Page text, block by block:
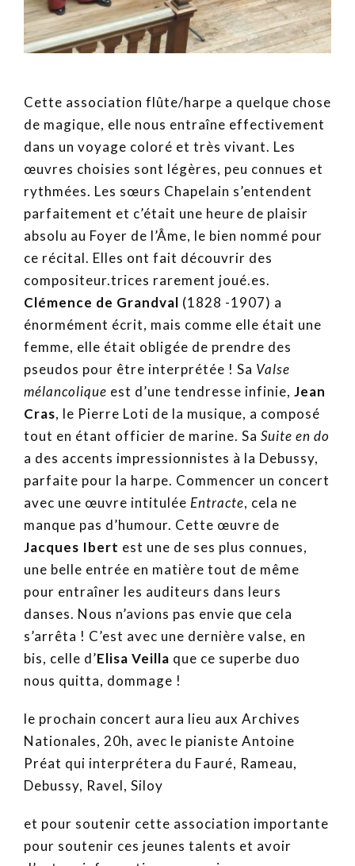
Cette association flûte/harpe a quelque chose
de magique, elle nous entraîne effectivement
dans un voyage coloré et très vivant. Les
œuvres choisies sont légères, peu connues et
rythmées. Les sœurs Chapelain s’entendent
parfaitement et c’était une heure de plaisir
absolu au Foyer de l’Âme, le bien nommé pour
ce récital. Elles ont fait découvrir des
compositeur.trices rarement joué.es.
Clémence de Grandval (1828 -1907) a
énormément écrit, mais comme elle était une
femme, elle était obligée de prendre des
pseudos pour être interprétée ! Sa Valse
mélancolique est d’une tendresse infinie, Jean
Cras, le Pierre Loti de la musique, a composé
tout en étant officier de marine. Sa Suite en do
a des accents impressionnistes à la Debussy,
parfaite pour la harpe. Commencer un concert
avec une œuvre intitulée Entracte, cela ne
manque pas d’humour. Cette œuvre de
Jacques Ibert est une de ses plus connues,
une belle entrée en matière tout de même
pour entraîner les auditeurs dans leurs
danses. Nous n’avions pas envie que cela
s’arrêta ! C’est avec une dernière valse, en
bis, celle d’Elisa Veilla que ce superbe duo
nous quitta, dommage !
le prochain concert aura lieu aux Archives
Nationales, 20h, avec le pianiste Antoine
Préat qui interprétera du Fauré, Rameau,
Debussy, Ravel, Siloy
et pour soutenir cette association importante
pour soutenir ces jeunes talents et avoir